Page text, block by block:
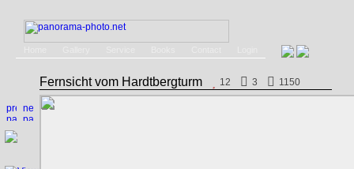
Fernsicht vom Hardtbergturm 12 3 1150